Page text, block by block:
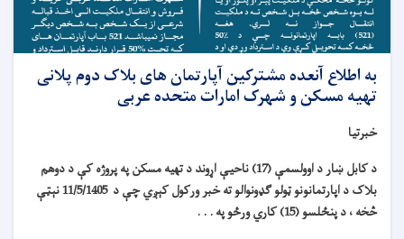
به اطلاع آنعده مشترکین آپارتمان های بلاک دوم پلانی
تهیه مسکن و شهرک امارات متحده عربی
خبرتیا
د کابل ښار د اوولسمې (17) ناحیې اړوند د تهیه مسکن په پروژه کې د دوهم
بلاک د اپارتمانونو ټولو ګډونوالو ته خبر ورکول کېږي چې د 11/5/1405 نېټې
څخه ، د پنځلسو (15) کاري ورځو په . . .